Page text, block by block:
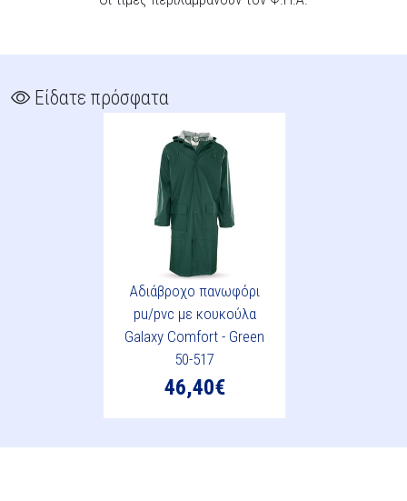
Είδατε πρόσφατα
Αδιάβροχο πανωφόρι
pu/pvc με κουκούλα
Galaxy Comfort - Green
50-517
46,40€